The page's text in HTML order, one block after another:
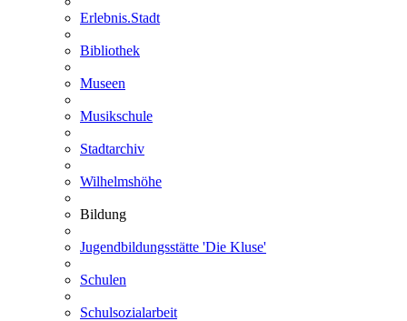
Erlebnis.Stadt
Bibliothek
Museen
Musikschule
Stadtarchiv
Wilhelmshöhe
Bildung
Jugendbildungsstätte 'Die Kluse'
Schulen
Schulsozialarbeit